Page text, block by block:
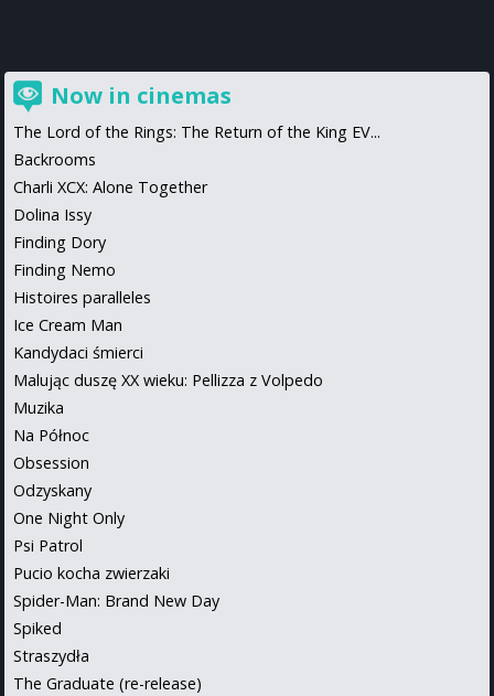
Now in cinemas
The Lord of the Rings: The Return of the King EV...
Backrooms
Charli XCX: Alone Together
Dolina Issy
Finding Dory
Finding Nemo
Histoires paralleles
Ice Cream Man
Kandydaci śmierci
Malując duszę XX wieku: Pellizza z Volpedo
Muzika
Na Północ
Obsession
Odzyskany
One Night Only
Psi Patrol
Pucio kocha zwierzaki
Spider-Man: Brand New Day
Spiked
Straszydła
The Graduate (re-release)